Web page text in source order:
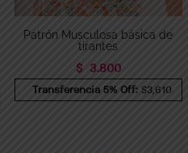
Patrón Musculosa básica de
tirantes
$ 3.800
Transferencia 5% Off: $3,610